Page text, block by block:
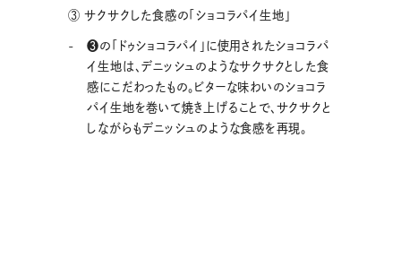
③ サクサクした食感の「ショコラパイ生地」
❸の「ドゥショコラパイ」に使用されたショコラパ
イ生地は、デニッシュのようなサクサクとした食
感にこだわったもの。ビターな味わいのショコラ
パイ生地を巻いて焼き上げることで、サクサクと
しながらもデニッシュのような食感を再現。